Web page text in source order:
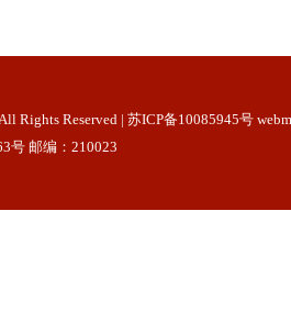
Rights Reserved | 苏ICP备10085945号
号 邮编：210023